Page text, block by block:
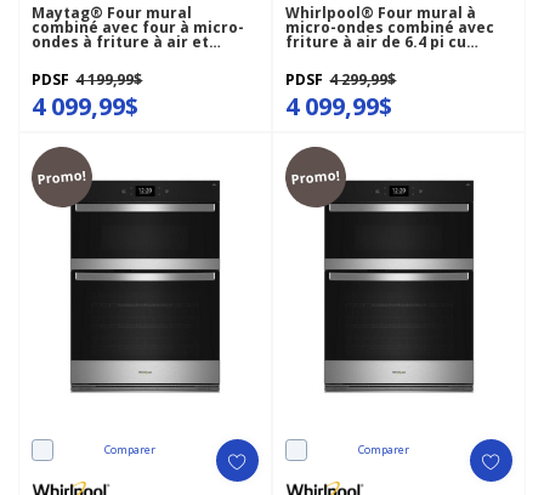
Maytag® Four mural
combiné avec four à micro-
ondes à friture à air et
MOEC6030LZ
PDSF 4 199,99$
4 099,99$
Whirlpool® Four mural à
micro-ondes combiné avec
friture à air de 6.4 pi cu
PDSF 4 299,99$
4 099,99$
Promo!
Comparer
Promo!
Comparer